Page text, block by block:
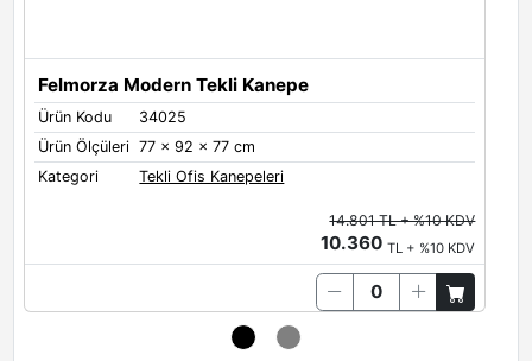
Felmorza Modern Tekli Kanepe
Ürün Kodu
34025
Ürün Ölçüleri 77 x 92 x 77 cm
Kategori
Tekli Ofis Kanepeleri
14.801 TL + %10 KDV
10.360TL + %10 KDV